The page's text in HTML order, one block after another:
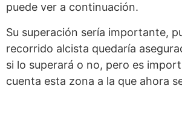
puede ver a continuación.
Su superación sería importante,
recorrido alcista quedaría
si lo superará o no, pero es
cuenta esta zona a la que ahora